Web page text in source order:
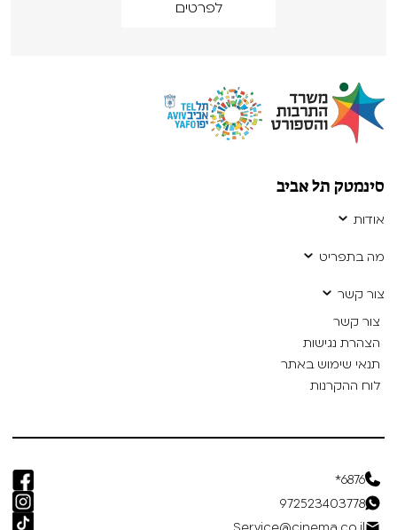
לפרטים
סינמטק תל אביב
אודות
מה בתפריט
צור קשר
צור קשר
הצהרת נגישות
תנאי שימוש באתר
לוח ההקרנות
6876*
972523403778